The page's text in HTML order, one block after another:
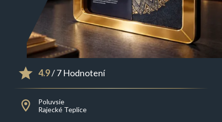
4.9/ 7 Hodnotení
Poluvsie
Rajecké Teplice